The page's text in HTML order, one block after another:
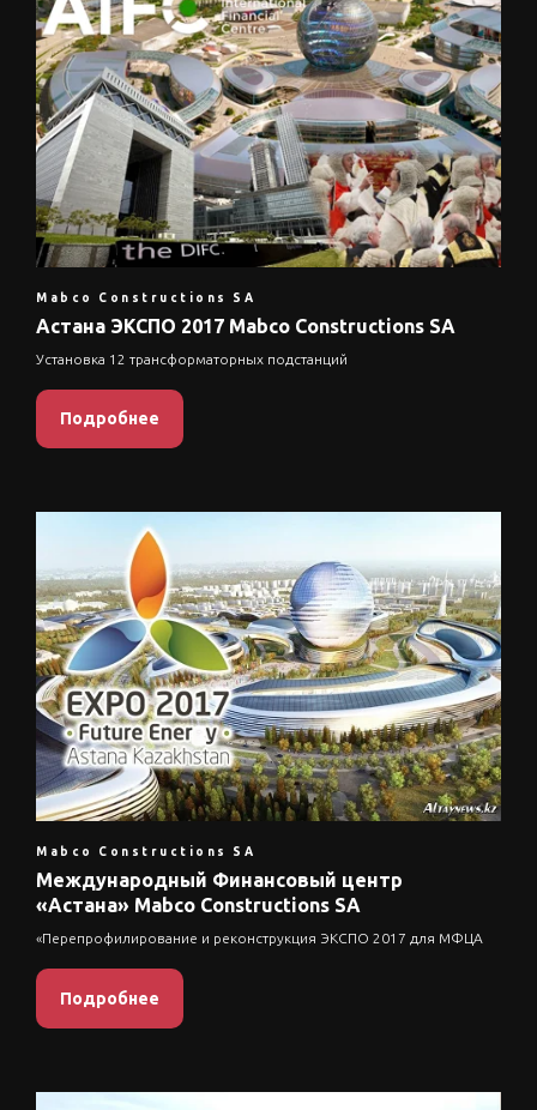
Mabco Constructions SA
Астана ЭКСПО 2017 Mabco Constructions SA
Установка 12 трансформаторных подстанций
Подробнее
Mabco Constructions SA
Международный Финансовый центр
«Астана» Mabco Constructions SA
«Перепрофилирование и реконструкция ЭКСПО 2017 для МФЦА
Подробнее